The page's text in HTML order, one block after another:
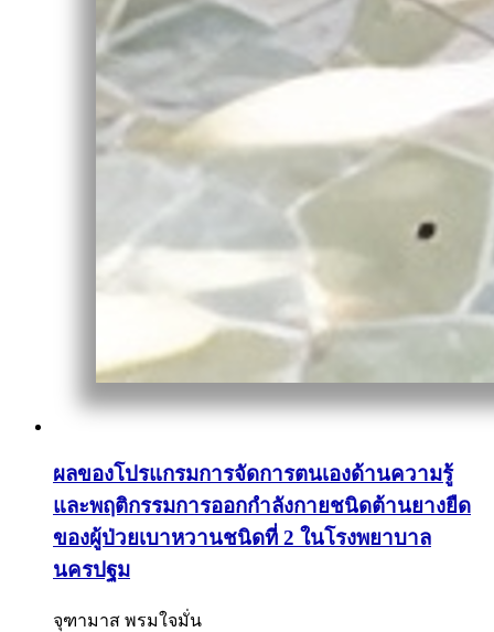
ผลของโปรแกรมการจัดการตนเองด้านความรู้
และพฤติกรรมการออกกำลังกายชนิดต้านยางยืด
ของผู้ป่วยเบาหวานชนิดที่ 2 ในโรงพยาบาล
นครปฐม
จุฑามาส พรมใจมั่น